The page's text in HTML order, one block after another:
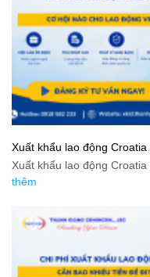
Xuất khẩu lao động
Xuất khẩu lao động
thêm